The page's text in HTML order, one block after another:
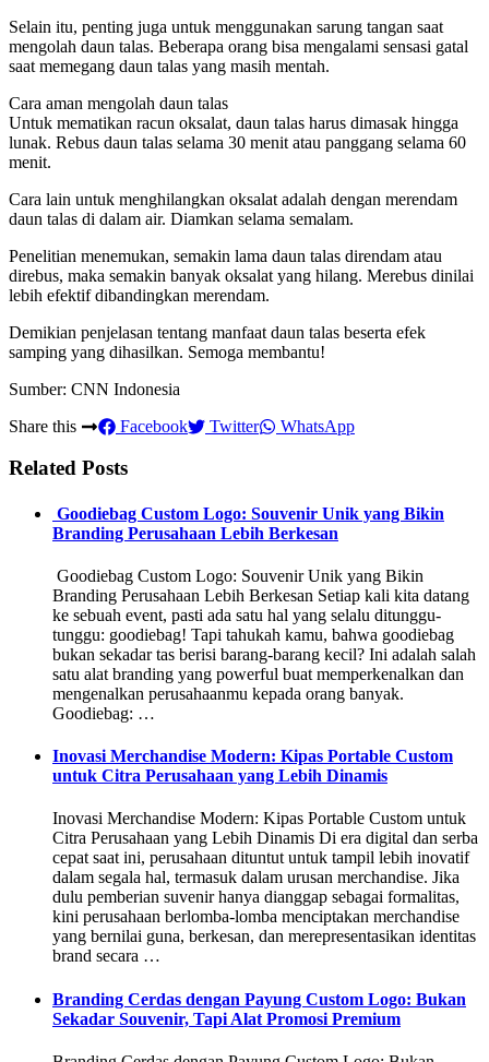
Selain itu, penting juga untuk menggunakan sarung tangan saat
mengolah daun talas. Beberapa orang bisa mengalami sensasi gatal
saat memegang daun talas yang masih mentah.
Cara aman mengolah daun talas
Untuk mematikan racun oksalat, daun talas harus dimasak hingga
lunak. Rebus daun talas selama 30 menit atau panggang selama 60
menit.
Cara lain untuk menghilangkan oksalat adalah dengan merendam
daun talas di dalam air. Diamkan selama semalam.
Penelitian menemukan, semakin lama daun talas direndam atau
direbus, maka semakin banyak oksalat yang hilang. Merebus dinilai
lebih efektif dibandingkan merendam.
Demikian penjelasan tentang manfaat daun talas beserta efek
samping yang dihasilkan. Semoga membantu!
Sumber: CNN Indonesia
Share this
Facebook Twitter WhatsApp
Related Posts
️ Goodiebag Custom Logo: Souvenir Unik yang Bikin
Branding Perusahaan Lebih Berkesan
️ Goodiebag Custom Logo: Souvenir Unik yang Bikin
Branding Perusahaan Lebih Berkesan Setiap kali kita datang
ke sebuah event, pasti ada satu hal yang selalu ditunggu-
tunggu: goodiebag! Tapi tahukah kamu, bahwa goodiebag
bukan sekadar tas berisi barang-barang kecil? Ini adalah salah
satu alat branding yang powerful buat memperkenalkan dan
mengenalkan perusahaanmu kepada orang banyak.
Goodiebag: …
Inovasi Merchandise Modern: Kipas Portable Custom
untuk Citra Perusahaan yang Lebih Dinamis
Inovasi Merchandise Modern: Kipas Portable Custom untuk
Citra Perusahaan yang Lebih Dinamis Di era digital dan serba
cepat saat ini, perusahaan dituntut untuk tampil lebih inovatif
dalam segala hal, termasuk dalam urusan merchandise. Jika
dulu pemberian suvenir hanya dianggap sebagai formalitas,
kini perusahaan berlomba-lomba menciptakan merchandise
yang bernilai guna, berkesan, dan merepresentasikan identitas
brand secara …
Branding Cerdas dengan Payung Custom Logo: Bukan
Sekadar Souvenir, Tapi Alat Promosi Premium